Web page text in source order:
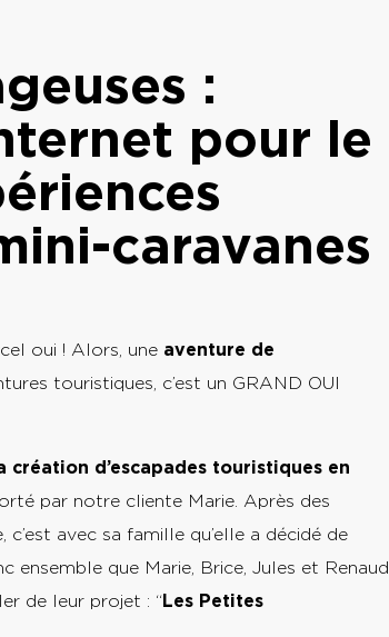
:
pour le
caravanes
oui ! Alors, une aventure de
touristiques, c’est un GRAND OUI
création d’escapades touristiques en
par notre cliente Marie. Après des
avec sa famille qu’elle a décidé de
ensemble que Marie, Brice, Jules et Renaud
de leur projet : “Les Petites